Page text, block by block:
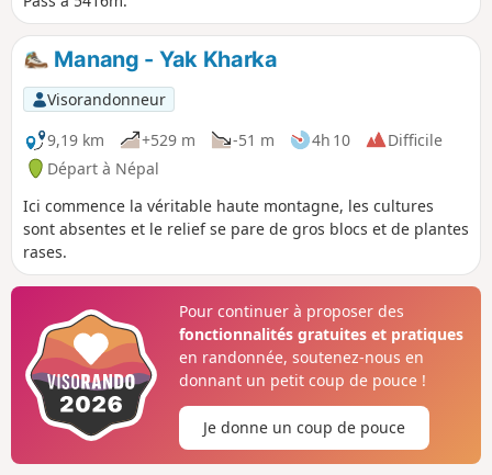
Manang - Yak Kharka
Visorandonneur
9,19 km
+529 m -51 m 4h 10
Difficile
Départ à Népal
Ici commence la véritable haute montagne, les cultures
sont absentes et le relief se pare de gros blocs et de plantes
rases.
Pour continuer à proposer des
fonctionnalités gratuites et pratiques
en randonnée, soutenez-nous en
donnant un petit coup de pouce !
Je donne un coup de pouce